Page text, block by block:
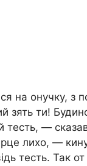
на онучку, з
зять ти!
—
лихо, —
тесть. Так